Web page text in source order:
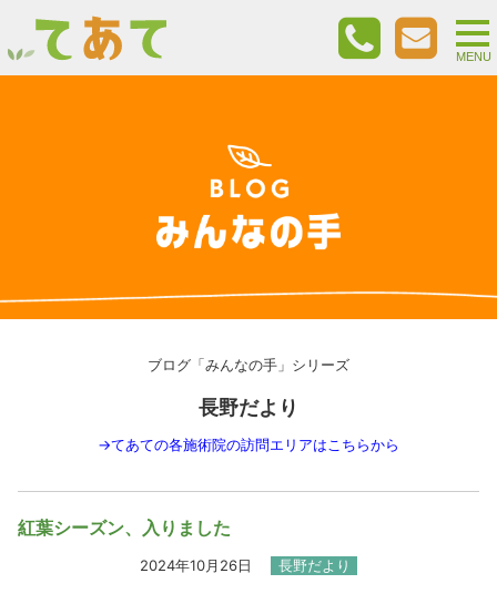
ブログ「みんなの手」シリーズ
長野だより
→てあての各施術院の訪問エリアはこちらから
紅葉シーズン、入りました
2024年10月26日 長野だより
MENU